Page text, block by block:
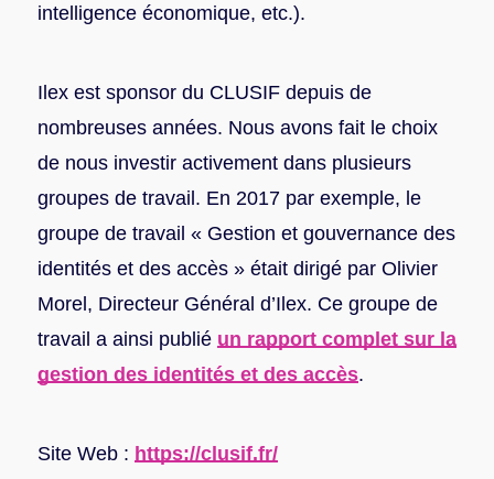
intelligence économique, etc.).
Ilex est sponsor du CLUSIF depuis de
nombreuses années. Nous avons fait le choix
de nous investir activement dans plusieurs
groupes de travail. En 2017 par exemple, le
groupe de travail « Gestion et gouvernance des
identités et des accès » était dirigé par Olivier
Morel, Directeur Général d’Ilex. Ce groupe de
travail a ainsi publié un rapport complet sur la
gestion des identités et des accès.
Site Web : https://clusif.fr/